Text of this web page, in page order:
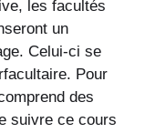
les facultés
un
Celui-ci se
Pour
des
suivre ce cours